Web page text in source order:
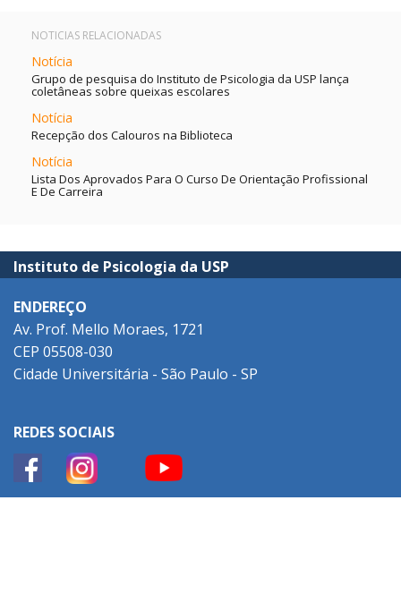
NOTICIAS RELACIONADAS
Notícia
Grupo de pesquisa do Instituto de Psicologia da USP lança
coletâneas sobre queixas escolares
Notícia
Recepção dos Calouros na Biblioteca
Notícia
Lista Dos Aprovados Para O Curso De Orientação Profissional
E De Carreira
Instituto de Psicologia da USP
ENDEREÇO
Av. Prof. Mello Moraes, 1721
CEP 05508-030
Cidade Universitária - São Paulo - SP
REDES SOCIAIS